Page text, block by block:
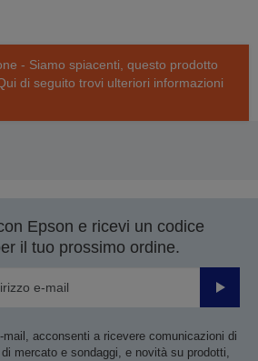
- Siamo spiacenti, questo prodotto
di seguito trovi ulteriori informazioni
Epson e ricevi un codice
il tuo prossimo ordine.
Invia
mail, acconsenti a ricevere comunicazioni di
mercato e sondaggi, e novità su prodotti,